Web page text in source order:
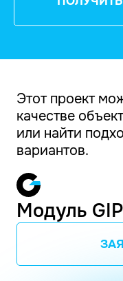
Этот проект
качестве
или найти
вариантов.
Модуль